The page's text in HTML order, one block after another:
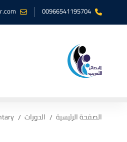
00966541195704
الصفحة الرئيسية الدورات